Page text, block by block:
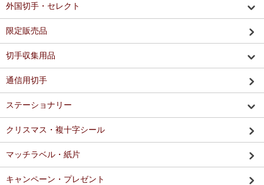
外国切手・セレクト
限定販売品
切手収集用品
通信用切手
ステーショナリー
クリスマス・複十字シール
マッチラベル・紙片
キャンペーン・プレゼント